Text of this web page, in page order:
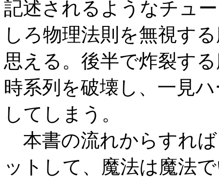
記述されるようなチュ
しろ物理法則を無視す
思える。後半で炸裂す
時系列を破壊し、一見
してしまう。
本書の流れからすれ
ットして、魔法は魔法